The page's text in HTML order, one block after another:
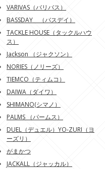
VARIVAS（バリバス）
BASSDAY （バスデイ）
TACKLE HOUSE（タックルハウ
ス）
Jackson （ジャクソン）
NORIES（ノリーズ）
TIEMCO（ティムコ）
DAIWA（ダイワ）
SHIMANO(シマノ）
PALMS （パームス）
DUEL（デュエル）YO-ZURI（ヨ
ーズリ）
がまかつ
JACKALL（ジャッカル）